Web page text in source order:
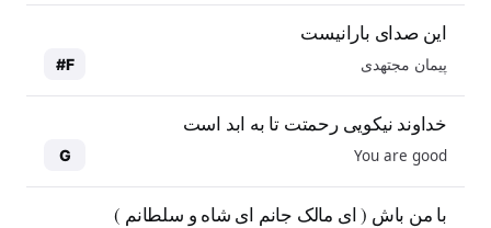
این صدای بارانیست
پیمان مجتهدی F#
خداوند نیکویی رحمتت تا به ابد است
You are good
G
با من باش ( ای مالک جانم ای شاه و سلطانم )